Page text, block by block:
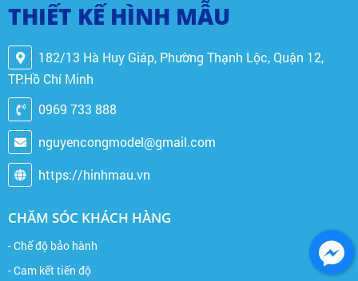
THIẾT KẾ HÌNH MẪU
182/13 Hà Huy Giáp, Phường Thạnh Lộc, Quận 12,
TP.Hồ Chí Minh
0969 733 888
nguyencongmodel@gmail.com
https://hinhmau.vn
CHĂM SÓC KHÁCH HÀNG
- Chế độ bảo hành
- Cam kết tiến độ